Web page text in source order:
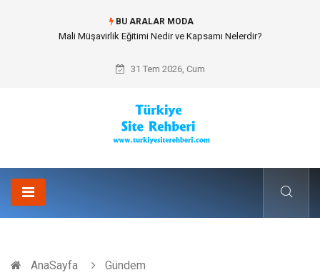
BU ARALAR MODA
Forma Yaptırma Girişimiyle Akademik Spor Topluluklarında Kurumsal
31 Tem 2026, Cum
AnaSayfa
Gündem